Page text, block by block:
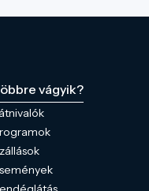
vágyik?